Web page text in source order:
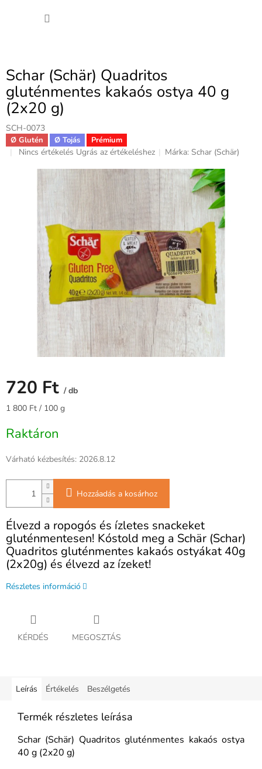
Schar (Schär) Quadritos
gluténmentes kakaós ostya 40 g
(2x20 g)
SCH-0073
Ø Glutén Ø Tojás Prémium
A
értékelése
csillag.
Nincs értékelés Ugrás az értékeléshez Márka: Schar (Schär)
720 Ft / db
Egységár:
1 800 Ft / 100 g
Raktáron
Várható kézbesítés: 2026.8.12
Hozzáadás a kosárhoz
Élvezd a ropogós és ízletes snackeket
gluténmentesen! Kóstold meg a Schär (Schar)
Quadritos gluténmentes kakaós ostyákat 40g
(2x20g) és élvezd az ízeket!
Részletes információ
KÉRDÉS MEGOSZTÁS
Leírás Értékelés Beszélgetés
Termék részletes leírása
Schar (Schär) Quadritos gluténmentes kakaós ostya
40 g (2x20 g)